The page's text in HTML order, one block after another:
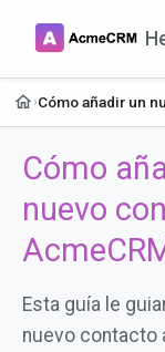
home ›
Cómo
nuevo
Esta guía le
nuevo contacto